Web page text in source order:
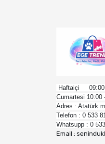
Haftaiçi 09:00
Cumartesi 10:00
Adres : Atatürk
Telefon : 0 533
Whatsupp : 0
Email :